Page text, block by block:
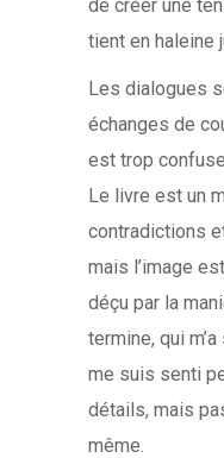
de créer une
tient en haleine
Les dialogues
échanges de
est trop
Le livre est un
contradictions
mais l’image
déçu par la
termine, qui
me suis senti
détails, mais
même.